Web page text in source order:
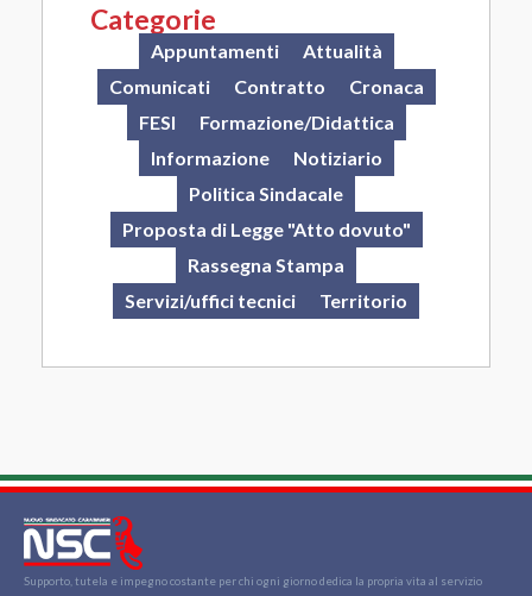
Categorie
Appuntamenti
Attualità
Comunicati
Contratto
Cronaca
FESI
Formazione/Didattica
Informazione
Notiziario
Politica Sindacale
Proposta di Legge "Atto dovuto"
Rassegna Stampa
Servizi/uffici tecnici
Territorio
Supporto, tutela e impegno costante per chi ogni giorno dedica la propria vita al servizio